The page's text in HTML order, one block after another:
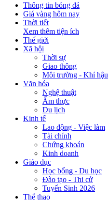
Thông tin bóng đá
Giá vàng hôm nay
Thời tiết
Xem thêm tiện ích
Thế giới
Xã hội
Thời sự
Giao thông
Môi trường - Khí hậu
Văn hóa
Nghệ thuật
Ẩm thực
Du lịch
Kinh tế
Lao động - Việc làm
Tài chính
Chứng khoán
Kinh doanh
Giáo dục
Học bổng - Du học
Đào tạo - Thi cử
Tuyển Sinh 2026
Thể thao